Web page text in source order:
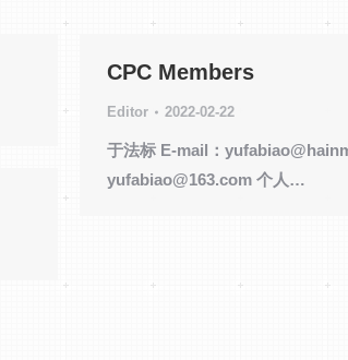
CPC Members
Editor 2022-02-22
于法标 E-mail：
yufabiao@163.com 个人…